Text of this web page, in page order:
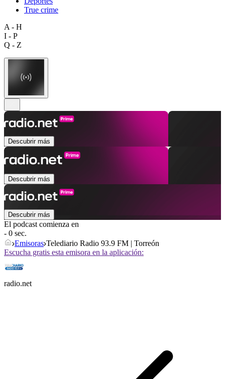
True crime
A - H
I - P
Q - Z
Descubrir más
Descubrir más
Descubrir más
El podcast comienza en
- 0 sec.
Emisoras Telediario Radio 93.9 FM | Torreón
Escucha gratis esta emisora en la aplicación:
radio.net